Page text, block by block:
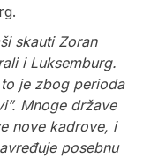
skauti Zoran
i Luksemburg.
je zbog perioda
Mnoge države
nove kadrove, i
posebnu